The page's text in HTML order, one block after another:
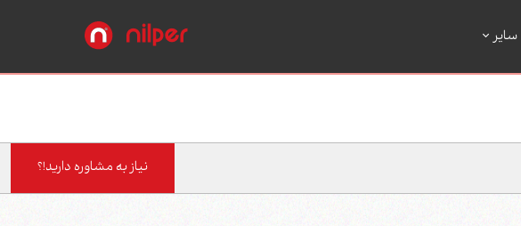
سایر
نیاز به مشاوره دارید!؟